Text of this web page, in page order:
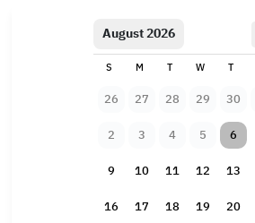
August 2026
S M T W T
26 27 28 29 30
2
3 4 5 6
9
10 11 12 13
16
17 18 19 20